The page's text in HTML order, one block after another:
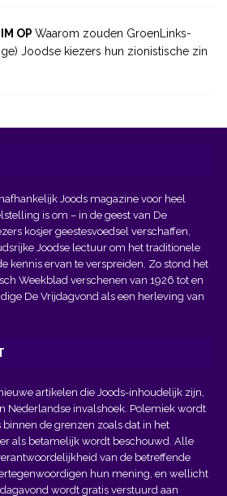
OP Waarom zouden GroenLinks-
Joodse kiezers hun zionistische zin
Joods magazine voor heel
is om – in de geest van De
kosjer geestesvoedsel verschaffen,
Joodse lectuur om het traditionele
kennis ervan te verspreiden. Zo stond het
Weekblad verschenen van 1926 tot en
De Vrijdagvond als een herleving van
artikelen die Joods-inhoudelijk zijn,
Nederlandse invalshoek. Polemiek wordt
de grenzen zoals dat in het
als betamelijk wordt beschouwd. Alle
van de betreffende
hun mening, en wellicht
wordt gratis verstuurd aan